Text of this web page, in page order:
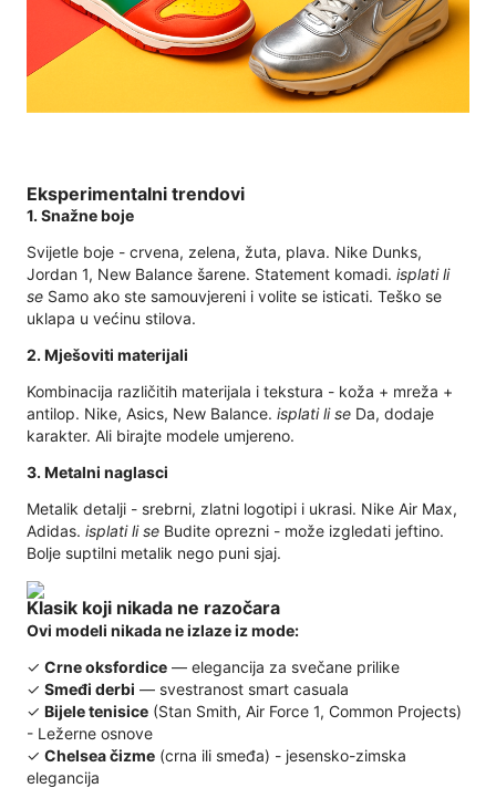
Eksperimentalni trendovi
1. Snažne boje
Svijetle boje - crvena, zelena, žuta, plava. Nike Dunks,
Jordan 1, New Balance šarene. Statement komadi. isplati li
se Samo ako ste samouvjereni i volite se isticati. Teško se
uklapa u većinu stilova.
2. Mješoviti materijali
Kombinacija različitih materijala i tekstura - koža + mreža +
antilop. Nike, Asics, New Balance. isplati li se Da, dodaje
karakter. Ali birajte modele umjereno.
3. Metalni naglasci
Metalik detalji - srebrni, zlatni logotipi i ukrasi. Nike Air Max,
Adidas. isplati li se Budite oprezni - može izgledati jeftino.
Bolje suptilni metalik nego puni sjaj.
Klasik koji nikada ne razočara
Ovi modeli nikada ne izlaze iz mode:
✓ Crne oksfordice — elegancija za svečane prilike
✓ Smeđi derbi — svestranost smart casuala
✓ Bijele tenisice (Stan Smith, Air Force 1, Common Projects)
- Ležerne osnove
✓ Chelsea čizme (crna ili smeđa) - jesensko-zimska
elegancija